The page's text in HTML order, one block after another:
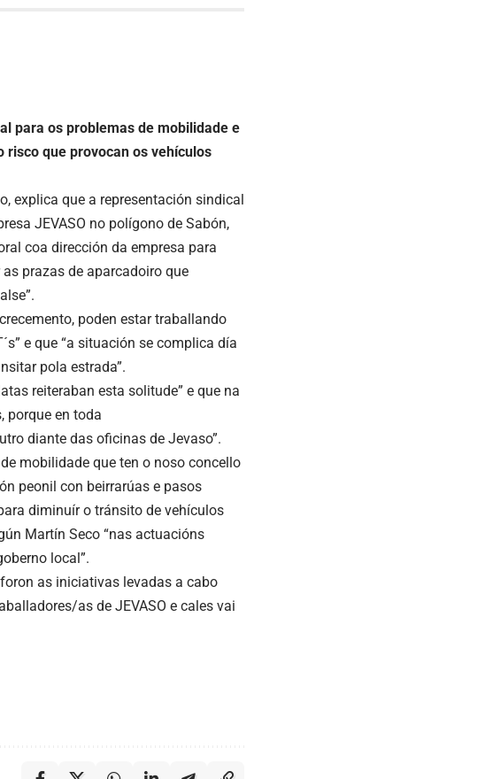
para os problemas de mobilidade e
risco que provocan os vehículos
explica que a representación sindical
JEVASO no polígono de Sabón,
coa dirección da empresa para
prazas de aparcadoiro que
poden estar traballando
e que “a situación se complica día
pola estrada”.
reiteraban esta solitude” e que na
porque en toda
diante das oficinas de Jevaso”.
mobilidade que ten o noso concello
peonil con beirrarúas e pasos
diminuír o tránsito de vehículos
Martín Seco “nas actuacións
local”.
as iniciativas levadas a cabo
as de JEVASO e cales vai